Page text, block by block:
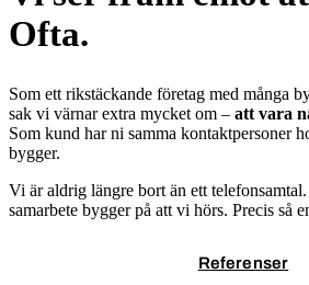
Ofta.
Som ett rikstäckande företag med många
sak vi värnar extra mycket om – att vara
Som kund har ni samma kontaktpersoner
bygger.
Vi är aldrig längre bort än ett
samarbete bygger på att vi hörs. Precis så
Referenser